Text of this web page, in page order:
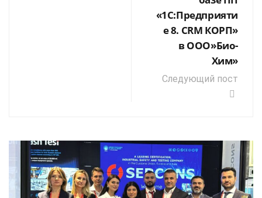
«1С:Предприяти
е 8. CRM КОРП»
в ООО»Био-
Хим»
Следующий пост